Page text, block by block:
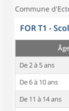
Commune
FOR T1 -
Âge
De 2 à 5 ans
De 6 à 10 ans
De 11 à 14 ans